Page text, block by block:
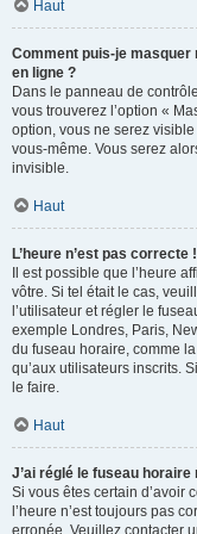
Haut
Comment puis-je masquer
en ligne ?
Dans le panneau de
vous trouverez l’option «
option, vous ne serez
vous-même. Vous serez
invisible.
Haut
L’heure n’est pas correcte !
Il est possible que l’heure
vôtre. Si tel était le cas,
l’utilisateur et régler le
exemple Londres, Paris,
du fuseau horaire, comme
qu’aux utilisateurs inscrits.
le faire.
Haut
J’ai réglé le fuseau
Si vous êtes certain d’avoir
l’heure n’est toujours pas
erronée. Veuillez contacter